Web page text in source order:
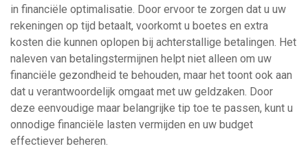
in financiële optimalisatie. Door ervoor te zorgen dat u uw
rekeningen op tijd betaalt, voorkomt u boetes en extra
kosten die kunnen oplopen bij achterstallige betalingen. Het
naleven van betalingstermijnen helpt niet alleen om uw
financiële gezondheid te behouden, maar het toont ook aan
dat u verantwoordelijk omgaat met uw geldzaken. Door
deze eenvoudige maar belangrijke tip toe te passen, kunt u
onnodige financiële lasten vermijden en uw budget
effectiever beheren.